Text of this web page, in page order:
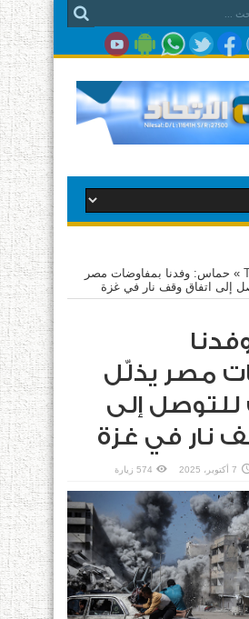
» حماس: وفدنا بمفاوضات مصر
إلى اتفاق وقف نار في غزة
مصر يذلّل
للتوصل إلى
نار في غزة
7 أكتوبر، 2025 574 زيارة